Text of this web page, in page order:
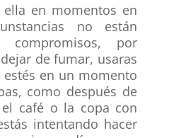
en momentos en
no están
por
de fumar, usaras
en un momento
como después de
café o la copa con
intentando hacer